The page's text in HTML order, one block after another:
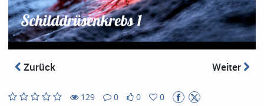
Zurück Weiter
129
0
0
0